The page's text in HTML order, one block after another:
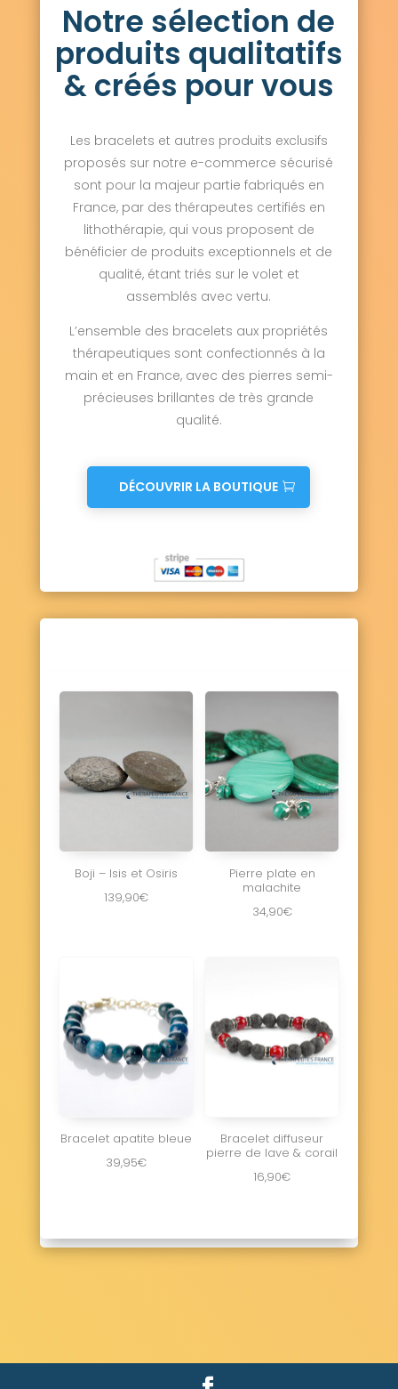
Notre sélection de
produits qualitatifs
& créés pour vous
Les bracelets et autres produits exclusifs
proposés sur notre e-commerce sécurisé
sont pour la majeur partie fabriqués en
France, par des thérapeutes certifiés en
lithothérapie, qui vous proposent de
bénéficier de produits exceptionnels et de
qualité, étant triés sur le volet et
assemblés avec vertu.
L’ensemble des bracelets aux propriétés
thérapeutiques sont confectionnés à la
main et en France, avec des pierres semi-
précieuses brillantes de très grande
qualité.
DÉCOUVRIR LA BOUTIQUE
Boji – Isis et Osiris
139,90€
Pierre plate en
malachite
34,90€
Bracelet apatite bleue
39,95€
Bracelet diffuseur
pierre de lave & corail
16,90€